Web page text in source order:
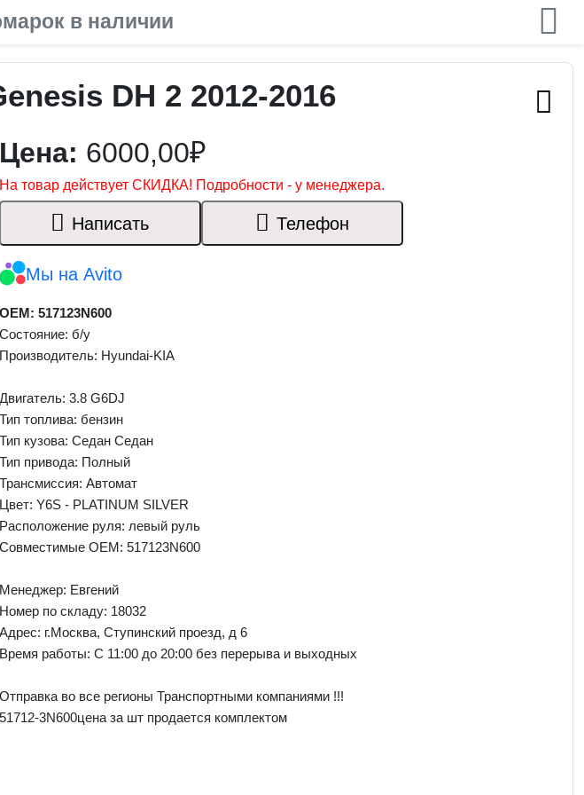
в наличии
DH 2 2012-2016
Цена: 6000,00₽
На товар действует СКИДКА! Подробности - у менеджера.
Написать Телефон
Мы на Avito
OEM: 517123N600
Состояние: б/у
Производитель: Hyundai-KIA
Двигатель: 3.8 G6DJ
Тип топлива: бензин
Тип кузова: Седан Седан
Тип привода: Полный
Трансмиссия: Автомат
Цвет: Y6S - PLATINUM SILVER
Расположение руля: левый руль
Совместимые OEM: 517123N600
Менеджер: Евгений
Номер по складу: 18032
Адрес: г.Москва, Ступинский проезд, д 6
Время работы: С 11:00 до 20:00 без перерыва и выходных
Отправка во все регионы Транспортными компаниями !!!
51712-3N600цена за шт продается комплектом